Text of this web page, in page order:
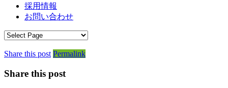
採用情報
お問い合わせ
Share this post Permalink
Share this post